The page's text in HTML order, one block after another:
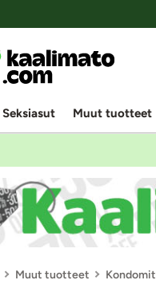
Seksiasut Muut tuotteet
Muut tuotteet Kondomit